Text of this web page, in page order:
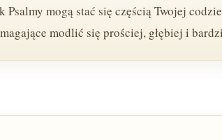
mogą stać się częścią Twojej
modlić się prościej, głębiej i